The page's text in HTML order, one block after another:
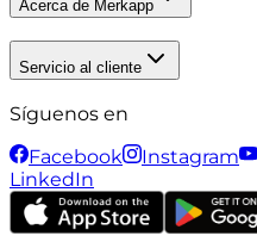
Acerca de Merkapp
Servicio al cliente
Síguenos en
Facebook
Instagram
LinkedIn